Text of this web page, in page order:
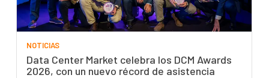
NOTICIAS
Data Center Market celebra los DCM Awards
2026, con un nuevo récord de asistencia